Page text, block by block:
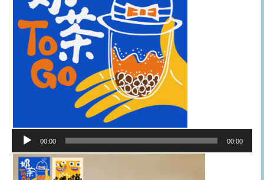
播
00:00 00:00